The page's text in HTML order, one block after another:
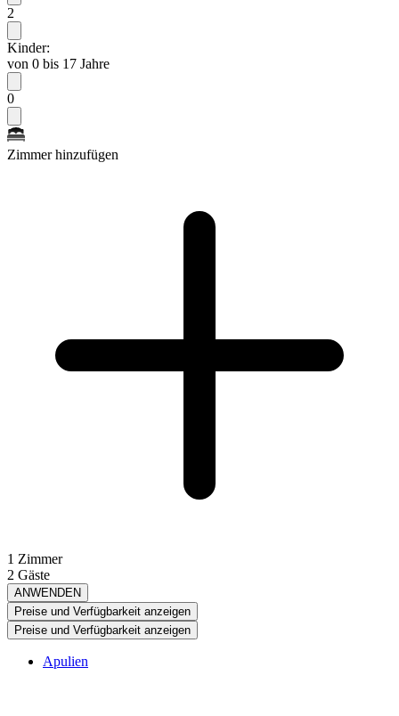
2
Kinder:
von 0 bis 17 Jahre
0
Zimmer hinzufügen
1 Zimmer
2 Gäste
ANWENDEN
Preise und Verfügbarkeit anzeigen
Preise und Verfügbarkeit anzeigen
Apulien